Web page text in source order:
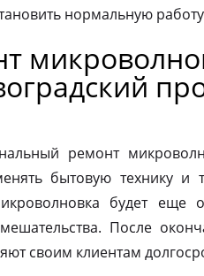
нормальную
ремонт
бытовую технику и
будет еще
После
своим клиентам